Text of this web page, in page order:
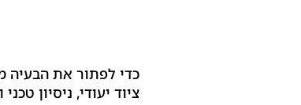
כדי לפתור את הבעיה
ציוד יעודי, ניסיון